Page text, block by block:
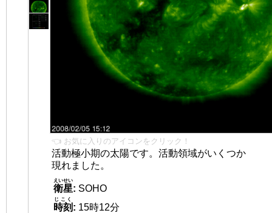
👈 お気に入りのアイコンをクリック！
活動極小期の太陽です。活動領域がいくつか
現れました。
衛星
えいせい
: SOHO
時刻
じこく
: 15時12分